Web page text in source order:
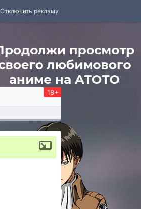
Отключить рекламу
18+